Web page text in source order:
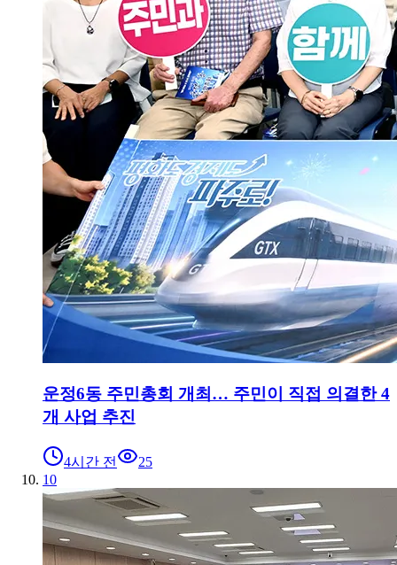
운정6동 주민총회 개최… 주민이 직접 의결한 4
개 사업 추진
4시간 전
25
10